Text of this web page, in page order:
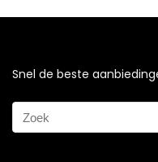
Snel de beste